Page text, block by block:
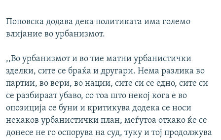
Поповска додава дека политиката има големо
влијание во урбанизмот.
,,Во урбанизмот и во тие матни урбанистички
зделки, сите се браќа и другари. Нема разлика во
партии, во вери, во нации, сите си се едно, сите си
се разбираат убаво, со тоа што некој кога е во
опозиција се буни и критикува додека се носи
некаков урбанистички план, меѓутоа откако ќе се
донесе не го оспорува на суд, туку и тој продолжува